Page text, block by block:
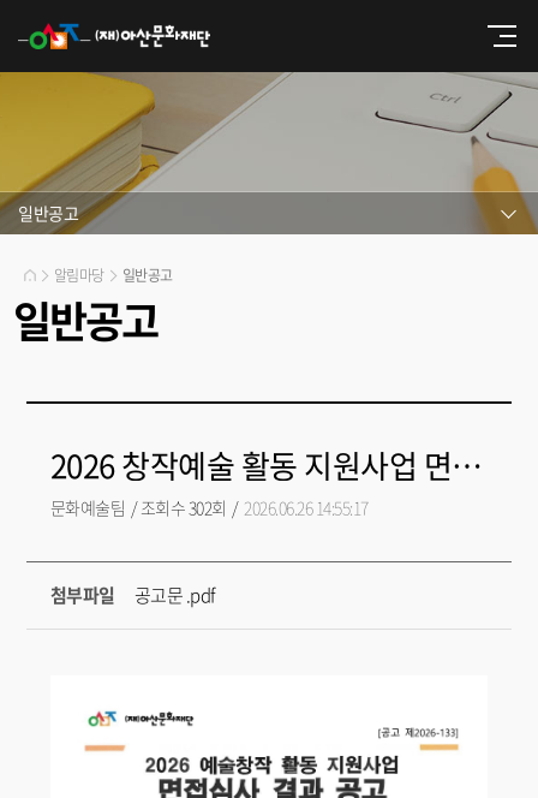
일반공고
알림마당 일반공고
일반공고
2026 창작예술 활동 지원사업 면접심사 결과 공고
문화예술팀 /조회수 302회 / 2026.06.26 14:55:17
첨부파일 공고문 .pdf